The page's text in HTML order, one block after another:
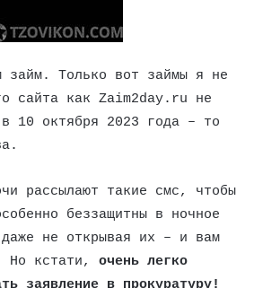
займ. Только вот займы я не
сайта как Zaim2day.ru не
10 октября 2023 года – то
рассылают такие смс, чтобы
беззащитны в ночное
не открывая их – и вам
Но кстати,
очень легко